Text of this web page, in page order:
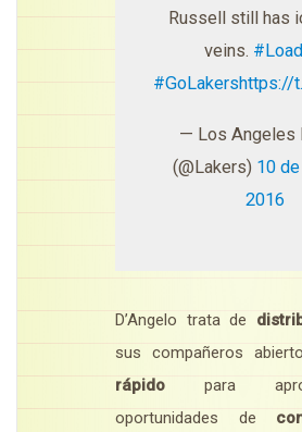
Russell still has
veins.
#GoLakershttps://
— Los Angeles
(@Lakers) 10
2016
D’Angelo trata de
sus compañeros
rápido para
oportunidades de